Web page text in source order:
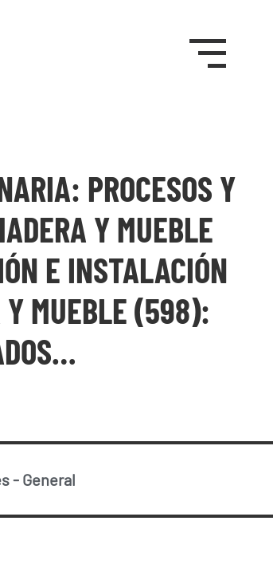
PROCESOS Y
Y MUEBLE
E INSTALACIÓN
Y MUEBLE (598):
- General